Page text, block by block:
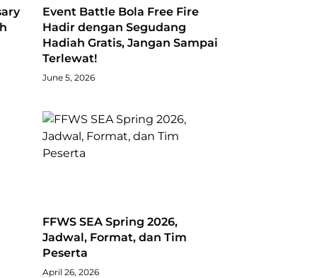
Event Battle Bola Free Fire
Hadir dengan Segudang
Hadiah Gratis, Jangan Sampai
Terlewat!
June 5, 2026
FFWS SEA Spring 2026,
Jadwal, Format, dan Tim
Peserta
April 26, 2026